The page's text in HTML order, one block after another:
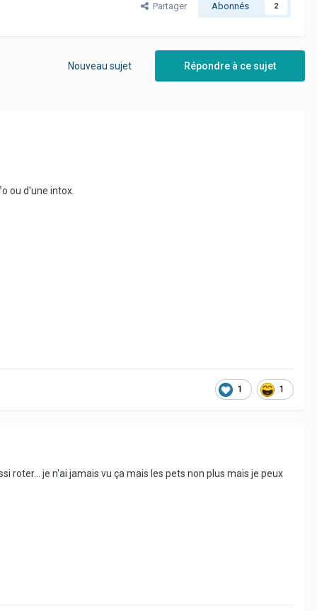
Partager Abonnés 2
Répondre à ce sujet
Nouveau sujet
ou d'une intox.
1 1
roter... je n'ai jamais vu ça mais les pets non plus mais je peux